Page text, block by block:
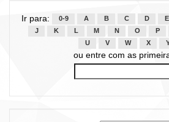
Ir para: 0-9 A B C D E
J
K L M N O P
U
V W X
ou entre com as